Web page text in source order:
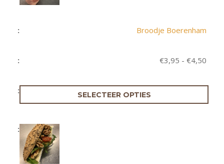
Broodje Boerenham
€3,95 - €4,50
SELECTEER OPTIES